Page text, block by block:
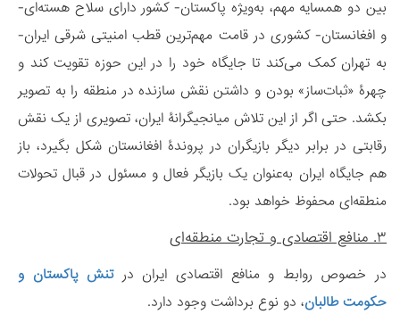
بین دو همسایه مهم، به‌ویژه پاکستان- کشور دارای سلاح هسته‌ای-
و افغانستان- کشوری در قامت مهم‌ترین قطب امنیتی شرقی ایران-
به تهران کمک می‌کند تا جایگاه خود را در این حوزه‌ تقویت کند و
چهرۀ «ثبات‌ساز» بودن و داشتن نقش سازنده در منطقه را به تصویر
بکشد. حتی اگر از این تلاش میانجیگرانۀ ایران، تصویری از یک نقش
رقابتی در برابر دیگر بازیگران در پروندۀ افغانستان شکل بگیرد، باز
هم جایگاه ایران به‌عنوان یک بازیگر فعال و مسئول در قبال تحولات
منطقه‌ای محفوظ خواهد بود.
۳. منافع اقتصادی و تجارت منطقه‌ای
در خصوص روابط و منافع اقتصادی ایران در تنش پاکستان و
حکومت طالبان، دو نوع برداشت وجود دارد.